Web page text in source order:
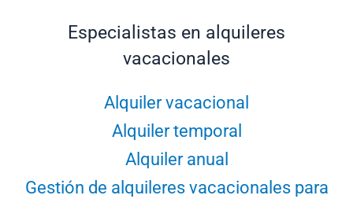
Especialistas en alquileres
vacacionales
Alquiler vacacional
Alquiler temporal
Alquiler anual
Gestión de alquileres vacacionales para